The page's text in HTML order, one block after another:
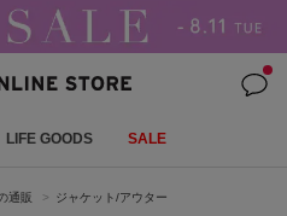
LIFE GOODS SALE
通販 ジャケット/アウター